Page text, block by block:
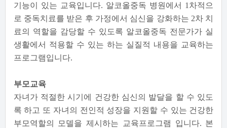
기능이 있는 교육입니다. 알코올중독 병원에서 1차적으
로 중독치료를 받은 후 가정에서 심신을 강화하는 2차 치
료의 역할을 감당할 수 있도록 알코올중독 전문가가 실
생활에서 적용할 수 있는 하는 실질적 내용을 교육하는
프로그램입니다.
부모교육
자녀가 적절한 시기에 건강한 심신의 발달을 할 수 있도
록 하고 또 자녀의 전인적 성장을 지원할 수 있는 건강한
부모역할의 모델을 제시하는 교육프로그램 입니다. 본